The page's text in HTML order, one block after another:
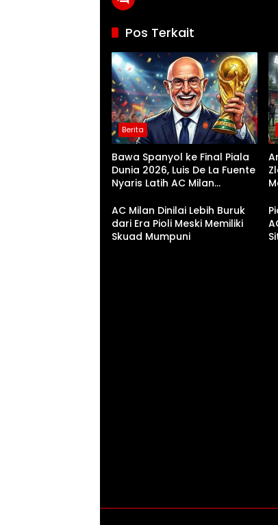
Pos Terkait
Berita
Bawa Spanyol ke Final Piala
Dunia 2026, Luis De La Fuente
Nyaris Latih AC Milan
AC Milan Dinilai Lebih Buruk
dari Era Pioli Meski Memiliki
Skuad Mumpuni